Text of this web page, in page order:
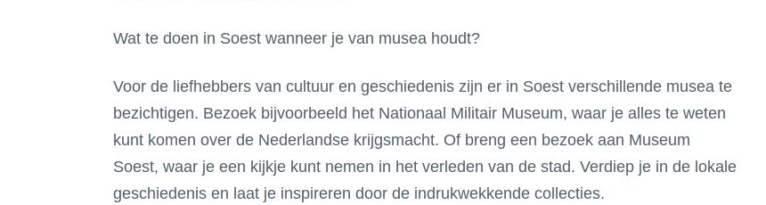
Wat te doen in Soest wanneer je van musea houdt?
Voor de liefhebbers van cultuur en geschiedenis zijn er in Soest verschillende musea te
bezichtigen. Bezoek bijvoorbeeld het Nationaal Militair Museum, waar je alles te weten
kunt komen over de Nederlandse krijgsmacht. Of breng een bezoek aan Museum
Soest, waar je een kijkje kunt nemen in het verleden van de stad. Verdiep je in de lokale
geschiedenis en laat je inspireren door de indrukwekkende collecties.